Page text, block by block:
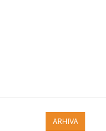
ARHIVA